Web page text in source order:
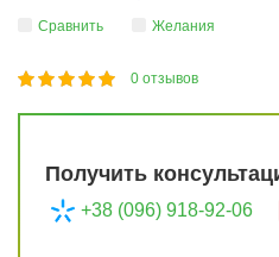
Сравнить Желания
100
1
2
3
4
5 0 отзывов
Получить
+38 (096) 918-92-06